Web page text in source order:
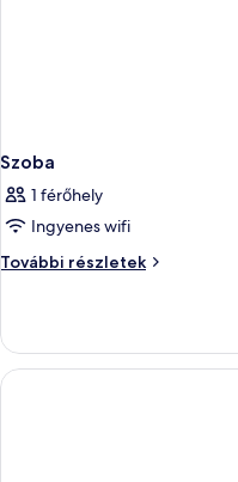
Szoba
1 férőhely
Ingyenes wifi
További részletek
Szoba